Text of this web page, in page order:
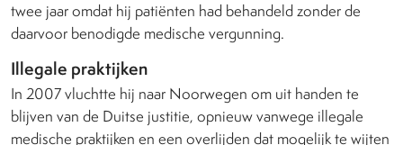
twee jaar omdat hij patiënten had behandeld zonder de
daarvoor benodigde medische vergunning.
Illegale praktijken
In 2007 vluchtte hij naar Noorwegen om uit handen te
blijven van de Duitse justitie, opnieuw vanwege illegale
medische praktijken en een overlijden dat mogelijk te wijten